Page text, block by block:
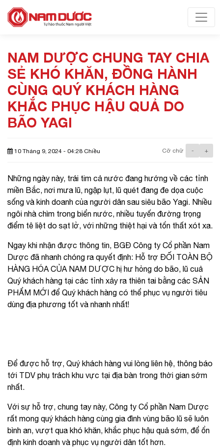
NAM DƯỢC CHUNG TAY CHIA
SẺ KHÓ KHĂN, ĐỒNG HÀNH
CÙNG QUÝ KHÁCH HÀNG
KHẮC PHỤC HẬU QUẢ DO
BÃO YAGI
10 Tháng 9, 2024 - 04:28 Chiều Cỡ chữ - +
Những ngày này, trái tim cả nước đang hướng về các tỉnh
miền Bắc, nơi mưa lũ, ngập lụt, lũ quét đang đe dọa cuộc
sống và kinh doanh của người dân sau siêu bão Yagi. Nhiều
ngôi nhà chìm trong biển nước, nhiều tuyến đường trọng
điểm tê liệt do sạt lở, với những thiệt hại và tổn thất xót xa.
Ngay khi nhận được thông tin, BGĐ Công ty Cổ phần Nam
Dược đã nhanh chóng ra quyết định: Hỗ trợ ĐỐI TOÀN BỘ
HÀNG HÓA CỦA NAM DƯỢC hị hư hỏng do bão, lũ cuả
Quý khách hàng tại các tỉnh xảy ra thiên tai bằng các SẢN
PHẨM MỚI để Quý khách hàng có thể phục vụ người tiêu
dùng địa phương tốt và nhanh nhất!
Để được hỗ trợ, Quý khách hàng vui lòng liên hệ, thông báo
tới TDV phụ trách khu vực tại địa bàn trong thời gian sớm
nhất.
Với sự hỗ trợ, chung tay này, Công ty Cổ phần Nam Dược
rất mong quý khách hàng cùng gia đình vùng bão lũ sẽ luôn
bình an, vượt qua khó khăn, khắc phục hậu quả sớm, để ổn
định kinh doanh và phục vụ người dân tốt hơn.